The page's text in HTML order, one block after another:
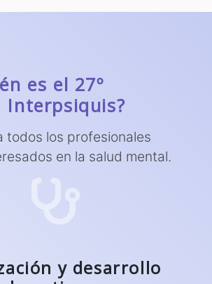
es el 27º
Interpsiquis?
todos los profesionales
en la salud mental.
y desarrollo